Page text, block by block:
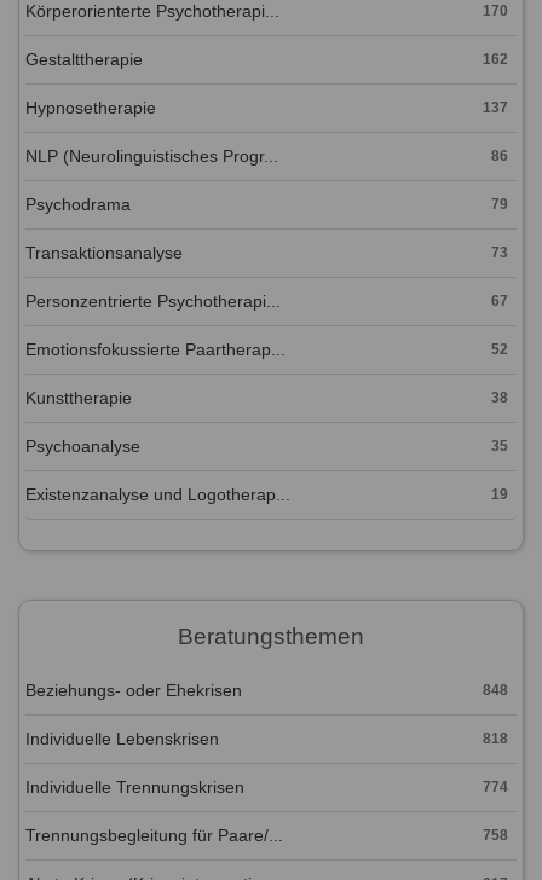
Körperorienterte Psychotherapi... 170
Gestalttherapie 162
Hypnosetherapie 137
NLP (Neurolinguistisches Progr... 86
Psychodrama 79
Transaktionsanalyse 73
Personzentrierte Psychotherapi... 67
Emotionsfokussierte Paartherap... 52
Kunsttherapie 38
Psychoanalyse 35
Existenzanalyse und Logotherap... 19
Beratungsthemen
Beziehungs- oder Ehekrisen 848
Individuelle Lebenskrisen 818
Individuelle Trennungskrisen 774
Trennungsbegleitung für Paare/... 758